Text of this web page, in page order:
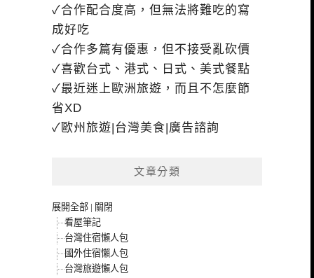
✓合作配合度高，但無法將難吃的寫
成好吃
✓合作多篇有優惠，但不接受亂砍價
✓喜歡台式、港式、日式、美式餐點
✓最近迷上歐洲旅遊，而且不怎麼節
省XD
✓歐州旅遊|台灣美食|廣告諮詢
文章分類
展開全部 | 關閉
看屋筆記
台灣住宿懶人包
國外住宿懶人包
台灣旅遊懶人包